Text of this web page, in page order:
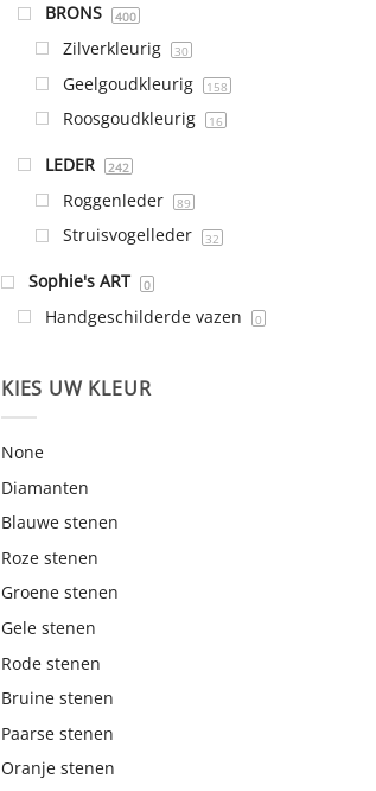
BRONS 400
Zilverkleurig 30
Geelgoudkleurig 158
Roosgoudkleurig 16
LEDER 242
Roggenleder 89
Struisvogelleder 32
Sophie's ART 0
Handgeschilderde vazen 0
KIES UW KLEUR
None
Diamanten
Blauwe stenen
Roze stenen
Groene stenen
Gele stenen
Rode stenen
Bruine stenen
Paarse stenen
Oranje stenen